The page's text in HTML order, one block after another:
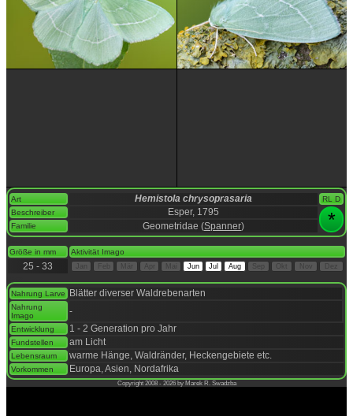
Art Hemistola chrysoprasaria
RL D
Beschreiber
Esper, 1795 *
Familie Geometridae (Spanner)
Größe in mm Aktivität Imago
25 - 33 Jun Jul Aug Sep Dez
Nahrung Larve Blätter diverser Waldrebenarten
Nahrung
Imago
-
Entwicklung 1 - 2 Generation pro Jahr
Fundstellen am Licht
Lebensraum warme Hänge, Waldränder, Heckengebiete etc.
Vorkommen Europa, Asien, Nordafrika
Copyright 2008 - 2026 by Marek R. Swadzba